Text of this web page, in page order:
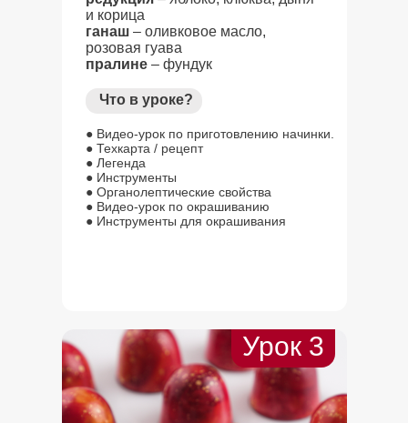
и корица
ганаш – оливковое масло,
розовая гуава
пралине – фундук
● Видео-урок по приготовлению начинки.
● Техкарта / рецепт
● Легенда
● Инструменты
● Органолептические свойства
● Видео-урок по окрашиванию
● Инструменты для окрашивания
Что в уроке?
Урок 3